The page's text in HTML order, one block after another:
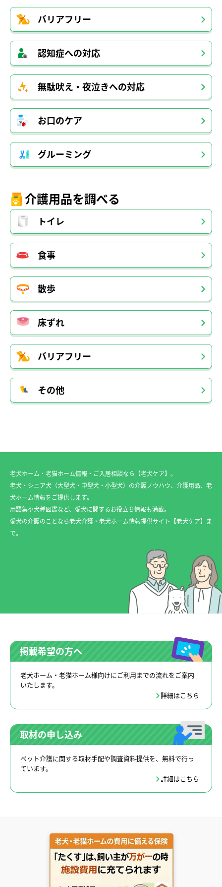
バリアフリー
認知症への対応
無駄吠え・夜泣きへの対応
お口のケア
グルーミング
介護用品を調べる
トイレ
食事
散歩
床ずれ
バリアフリー
その他
老犬ホーム・老猫ホーム情報・ご入居相談なら【老犬ケア】。
老犬・シニア犬（大型犬・中型犬・小型犬）の介護ノウハウ、介護用品、老
犬ホーム情報をご提供します。
用語集や犬種図鑑など、愛犬に関するお役立ち情報も満載。
愛犬の介護のことなら老犬介護・老犬ホーム情報提供サイト【老犬ケア】ま
で。
掲載希望の方へ
老犬ホーム・老猫ホーム様向けにご利用までの流れをご案内
いたします。
詳細はこちら
取材の申し込み
ペット介護に関する取材手配や調査資料提供を、無料で行っ
ています。
詳細はこちら